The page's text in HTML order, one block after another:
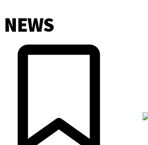
NEWS